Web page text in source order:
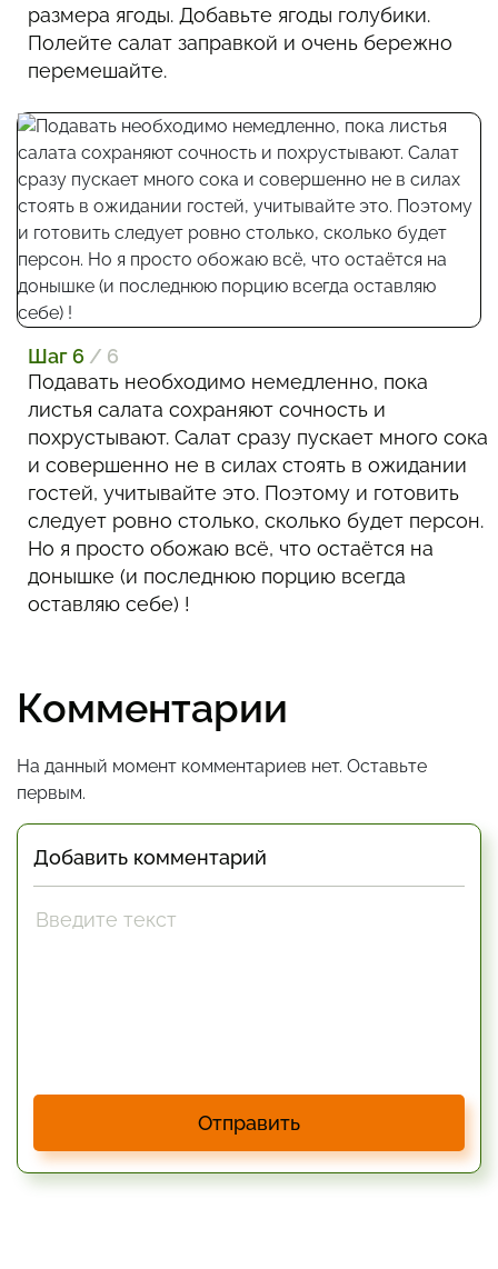
размера ягоды. Добавьте ягоды голубики.
Полейте салат заправкой и очень бережно
перемешайте.
Шаг 6 / 6
Подавать необходимо немедленно, пока
листья салата сохраняют сочность и
похрустывают. Салат сразу пускает много сока
и совершенно не в силах стоять в ожидании
гостей, учитывайте это. Поэтому и готовить
следует ровно столько, сколько будет персон.
Но я просто обожаю всё, что остаётся на
донышке (и последнюю порцию всегда
оставляю себе) !
Комментарии
На данный момент комментариев нет. Оставьте
первым.
Добавить комментарий
Отправить